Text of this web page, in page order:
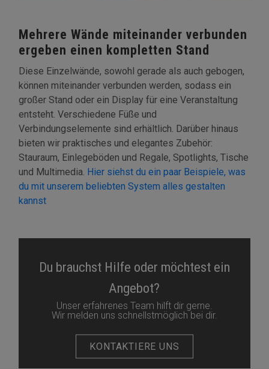
Mehrere Wände miteinander verbunden
ergeben einen kompletten Stand
Diese Einzelwände, sowohl gerade als auch gebogen,
können miteinander verbunden werden, sodass ein
großer Stand oder ein Display für eine Veranstaltung
entsteht. Verschiedene Füße und
Verbindungselemente sind erhältlich. Darüber hinaus
bieten wir praktisches und elegantes Zubehör:
Stauraum, Einlegeböden und Regale, Spotlights, Tische
und Multimedia. Hier siehst du ein paar Beispiele, was
du mit unserem beliebten System alles gestalten
kannst
Du brauchst Hilfe oder möchtest ein
Angebot?
Unser erfahrenes Team hilft dir gerne.
Wir melden uns schnellstmöglich bei dir.
KONTAKTIERE UNS